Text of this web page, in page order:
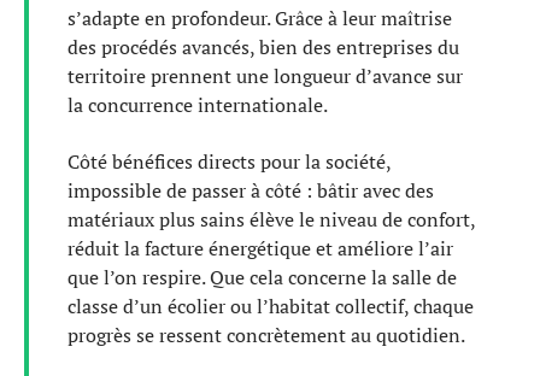
s’adapte en profondeur. Grâce à leur maîtrise
des procédés avancés, bien des entreprises du
territoire prennent une longueur d’avance sur
la concurrence internationale.
Côté bénéfices directs pour la société,
impossible de passer à côté : bâtir avec des
matériaux plus sains élève le niveau de confort,
réduit la facture énergétique et améliore l’air
que l’on respire. Que cela concerne la salle de
classe d’un écolier ou l’habitat collectif, chaque
progrès se ressent concrètement au quotidien.